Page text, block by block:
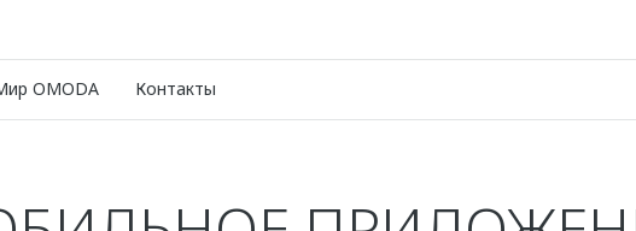
OMODA Контакты